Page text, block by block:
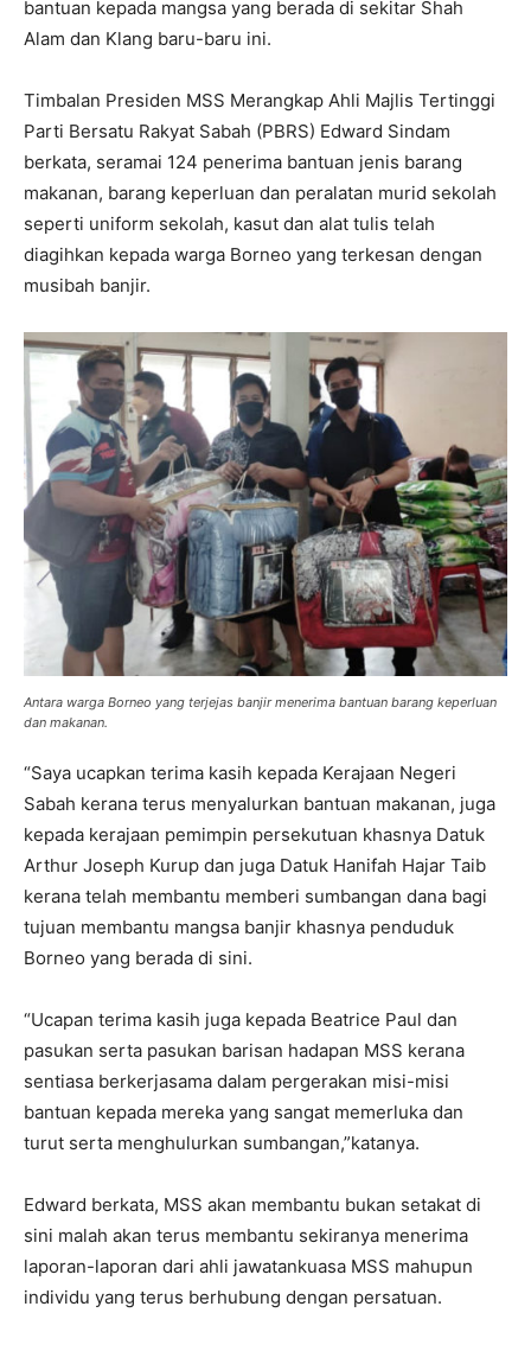
bantuan kepada mangsa yang berada di sekitar Shah
Alam dan Klang baru-baru ini.
Timbalan Presiden MSS Merangkap Ahli Majlis Tertinggi
Parti Bersatu Rakyat Sabah (PBRS) Edward Sindam
berkata, seramai 124 penerima bantuan jenis barang
makanan, barang keperluan dan peralatan murid sekolah
seperti uniform sekolah, kasut dan alat tulis telah
diagihkan kepada warga Borneo yang terkesan dengan
musibah banjir.
Antara warga Borneo yang terjejas banjir menerima bantuan barang keperluan
dan makanan.
“Saya ucapkan terima kasih kepada Kerajaan Negeri
Sabah kerana terus menyalurkan bantuan makanan, juga
kepada kerajaan pemimpin persekutuan khasnya Datuk
Arthur Joseph Kurup dan juga Datuk Hanifah Hajar Taib
kerana telah membantu memberi sumbangan dana bagi
tujuan membantu mangsa banjir khasnya penduduk
Borneo yang berada di sini.
“Ucapan terima kasih juga kepada Beatrice Paul dan
pasukan serta pasukan barisan hadapan MSS kerana
sentiasa berkerjasama dalam pergerakan misi-misi
bantuan kepada mereka yang sangat memerluka dan
turut serta menghulurkan sumbangan,”katanya.
Edward berkata, MSS akan membantu bukan setakat di
sini malah akan terus membantu sekiranya menerima
laporan-laporan dari ahli jawatankuasa MSS mahupun
individu yang terus berhubung dengan persatuan.